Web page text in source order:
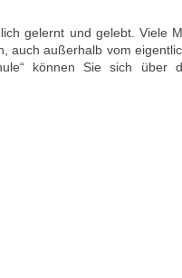
gelernt und gelebt. Viele
auch außerhalb vom
können Sie sich